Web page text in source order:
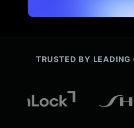
TRUSTED BY LEADING